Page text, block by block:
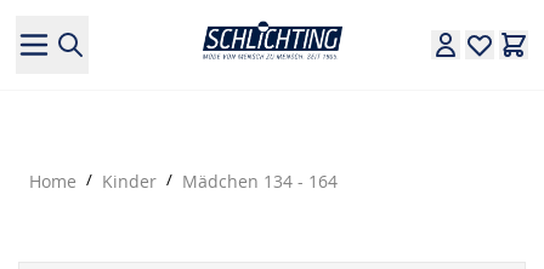
Home / Kinder / Mädchen 134 - 164